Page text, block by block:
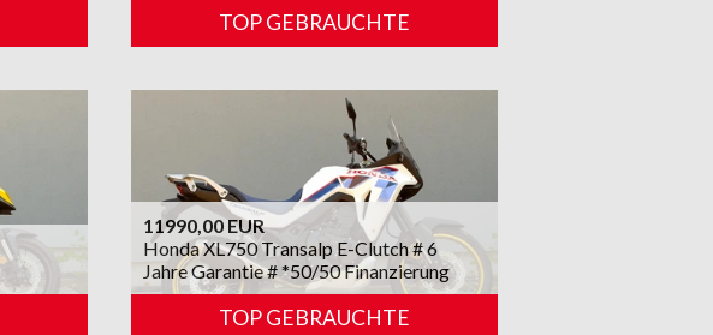
TOP GEBRAUCHTE
11990,00 EUR
Honda XL750 Transalp E-Clutch # 6
Jahre Garantie # *50/50 Finanzierung
TOP GEBRAUCHTE